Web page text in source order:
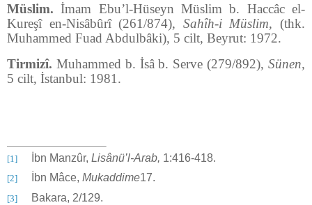
Müslim.İmam Ebu’l-Hüseyn Müslim b. Haccâc el-
Kureşî en-Nisâbûrî (261/874), Sahîh-i Müslim,(thk.
Muhammed Fuad Abdulbâki), 5 cilt, Beyrut: 1972.
Tirmizî. Muhammed b. İsâ b. Serve (279/892),Sünen,
5 cilt, İstanbul: 1981.
[1] İbn Manzûr, Lisânü’l-Arab, 1:416-418.
[2] İbn Mâce, Mukaddime17.
[3] Bakara, 2/129.